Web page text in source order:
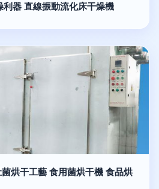
器 直線振動流化床干燥機
烘干工藝 食用菌烘干機 食品烘